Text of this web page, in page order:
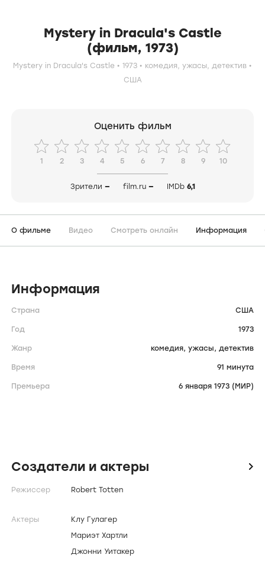
Mystery in Dracula's Castle
(фильм, 1973)
Mystery in Dracula's Castle 1973 комедия, ужасы, детектив
США
Оценить фильм
1 2 3 4 5 6 7 8 9 10
Зрители — film.ru — IMDb 6,1
О фильме Видео Смотреть онлайн Информация
Информация
Страна США
Год 1973
Жанр комедия, ужасы, детектив
Время 91 минута
Премьера 6 января 1973 (МИР)
Создатели и актеры icon
Режиссер Robert Totten
Актеры
Клу Гулагер
Мариэт Хартли
Джонни Уитакер